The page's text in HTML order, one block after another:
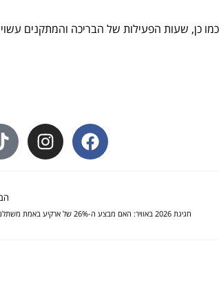
כן, שעות הפעילות של הבריכה והמתקנים
חגיגת 2026 באוויר: האם מבצע ה-26% של ארקיע באמת משתלם?